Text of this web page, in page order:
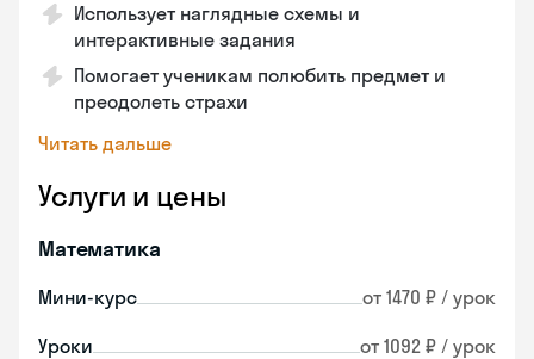
Использует наглядные схемы и
интерактивные задания
Помогает ученикам полюбить предмет и
преодолеть страхи
Читать дальше
Услуги и цены
Математика
Мини-курс от 1470 ₽ / урок
Уроки от 1092 ₽ / урок